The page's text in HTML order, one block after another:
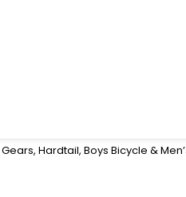
Hardtail, Boys Bicycle &